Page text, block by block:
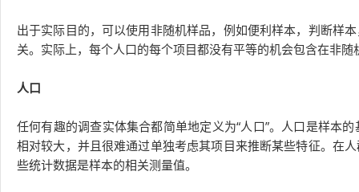
出于实际目的，可以使用非随机样品，例如便利样本，判断样
关。实际上，每个人口的每个项目都没有平等的机会包含在非
人口
任何有趣的调查实体集合都简单地定义为“人口”。人口是样本
相对较大，并且很难通过单独考虑其项目来推断某些特征。在
些统计数据是样本的相关测量值。